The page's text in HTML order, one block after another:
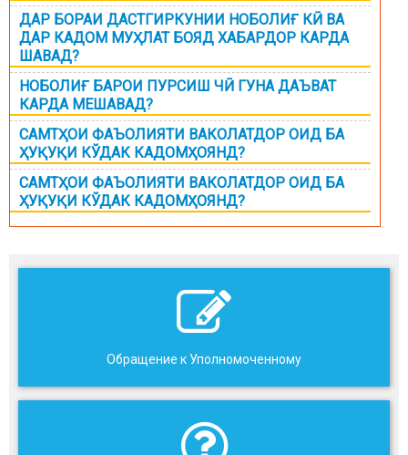
ДАР БОРАИ ДАСТГИРКУНИИ НОБОЛИҒ КӢ ВА
ДАР КАДОМ МУҲЛАТ БОЯД ХАБАРДОР КАРДА
ШАВАД?
НОБОЛИҒ БАРОИ ПУРСИШ ЧӢ ГУНА ДАЪВАТ
КАРДА МЕШАВАД?
САМТҲОИ ФАЪОЛИЯТИ ВАКОЛАТДОР ОИД БА
ҲУҚУҚИ КЎДАК КАДОМҲОЯНД?
САМТҲОИ ФАЪОЛИЯТИ ВАКОЛАТДОР ОИД БА
ҲУҚУҚИ КЎДАК КАДОМҲОЯНД?
Обращение к Уполномоченному